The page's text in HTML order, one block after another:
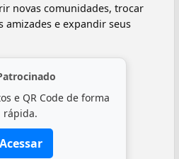
novas comunidades, trocar
amizades e expandir seus
e QR Code de forma
rápida.
Acessar